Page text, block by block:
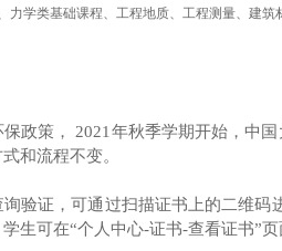
施工
构基本参数选择
型
力学类基础课程、工程地质、工程测量、建
政策， 2021年秋季学期开始，中
和流程不变。
验证，可通过扫描证书上的二维码
生可在“个人中心-证书-查看证书”